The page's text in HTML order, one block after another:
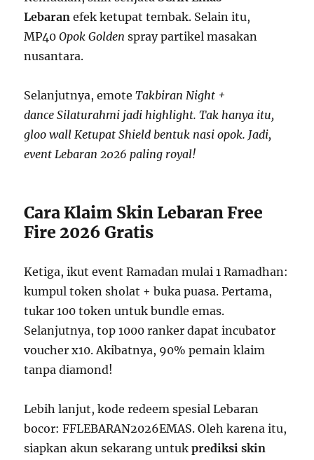
Lebaran efek ketupat tembak. Selain itu,
MP40Opok Golden spray partikel masakan
nusantara.
Selanjutnya, emoteTakbiran Night +
dance Silaturahmi jadi highlight. Tak hanya itu,
gloo wall Ketupat Shield bentuk nasi opok. Jadi,
event Lebaran 2026 paling royal!
Cara Klaim Skin Lebaran Free
Fire 2026 Gratis
Ketiga, ikut event Ramadan mulai 1 Ramadhan:
kumpul token sholat + buka puasa. Pertama,
tukar 100 token untuk bundle emas.
Selanjutnya, top 1000 ranker dapat incubator
voucher x10. Akibatnya, 90% pemain klaim
tanpa diamond!
Lebih lanjut, kode redeem spesial Lebaran
bocor: FFLEBARAN2026EMAS. Oleh karena itu,
siapkan akun sekarang untukprediksi skin